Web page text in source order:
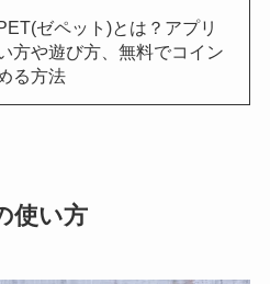
ゼペット)とは？アプリ
方や遊び方、無料でコイン
る方法
使い方